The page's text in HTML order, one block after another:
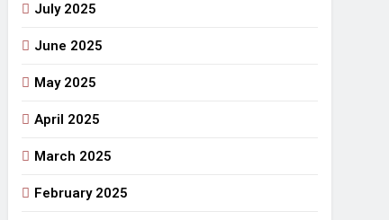
July 2025
June 2025
May 2025
April 2025
March 2025
February 2025